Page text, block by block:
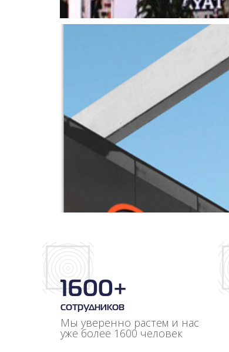
Галерея
Центр
Вакансии
Корпоративное
Управление
Контакты
1600+
сотрудников
Мы уверенно растем и нас
уже более 1600 человек